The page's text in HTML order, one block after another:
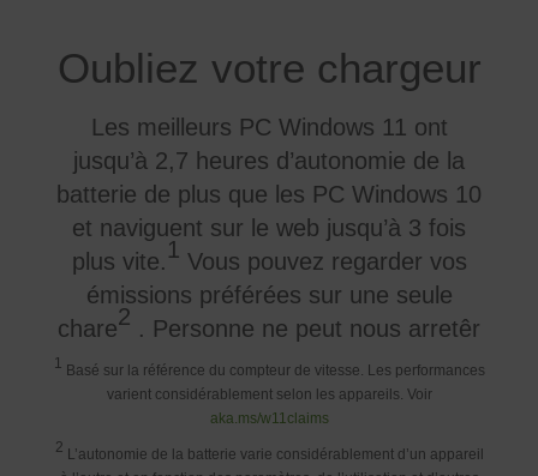
Oubliez votre chargeur
Les meilleurs PC Windows 11 ont
jusqu’à 2,7 heures d’autonomie de la
batterie de plus que les PC Windows 10
et naviguent sur le web jusqu’à 3 fois
plus vite.1 Vous pouvez regarder vos
émissions préférées sur une seule
chare2 . Personne ne peut nous arretêr
1 Basé sur la référence du compteur de vitesse. Les performances
varient considérablement selon les appareils. Voir
aka.ms/w11claims
2 L’autonomie de la batterie varie considérablement d’un appareil